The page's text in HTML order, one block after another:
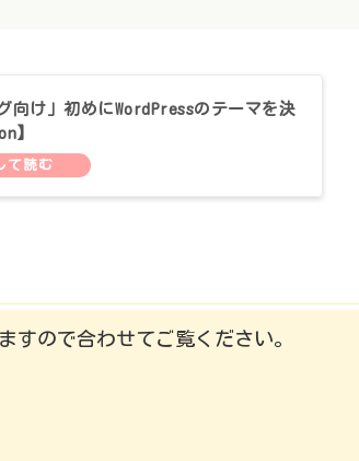
向け」初めにWordPressのテーマを決
】
すので合わせてご覧ください。